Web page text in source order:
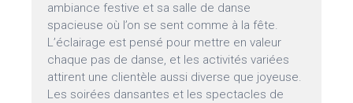
ambiance festive et sa salle de danse
spacieuse où l’on se sent comme à la fête.
L’éclairage est pensé pour mettre en valeur
chaque pas de danse, et les activités variées
attirent une clientèle aussi diverse que joyeuse.
Les soirées dansantes et les spectacles de